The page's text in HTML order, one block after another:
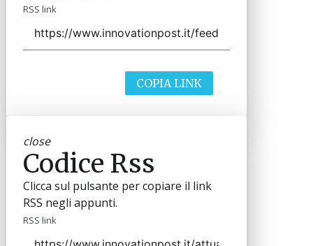
RSS link
COPIA LINK
close
Codice Rss
Clicca sul pulsante per copiare il link
RSS negli appunti.
RSS link